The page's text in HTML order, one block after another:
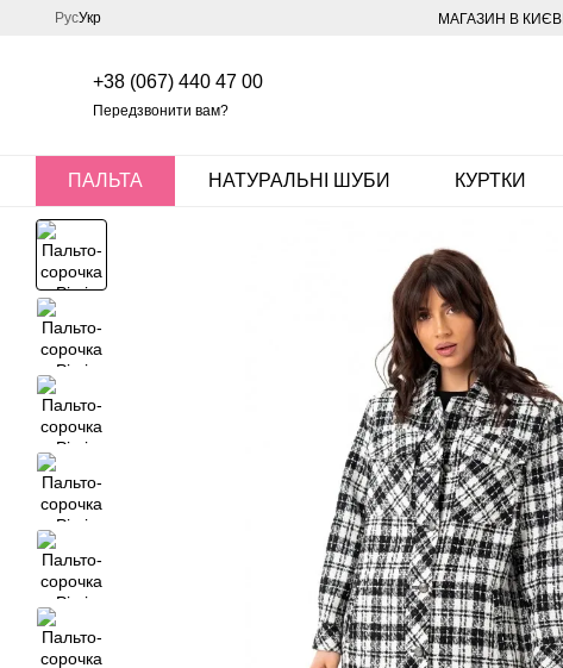
Перейти до основного контенту
РусУкр МАГАЗИН В КИЄВІ
+38 (067) 440 47 00
Передзвонити вам?
ПАЛЬТА НАТУРАЛЬНІ ШУБИ КУРТКИ